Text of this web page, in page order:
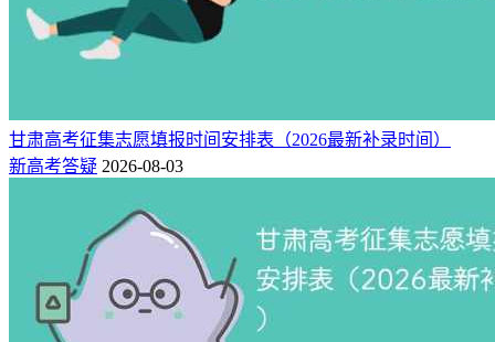
甘肃高考征集志愿填报时间安排表（2026最新补录时间）
新高考答疑 2026-08-03